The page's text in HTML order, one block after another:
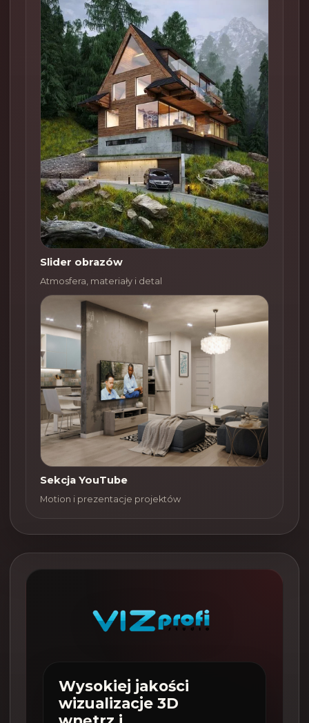
Slider obrazów
Atmosfera, materiały i detal
Sekcja YouTube
Motion i prezentacje projektów
Wysokiej jakości
wizualizacje 3D